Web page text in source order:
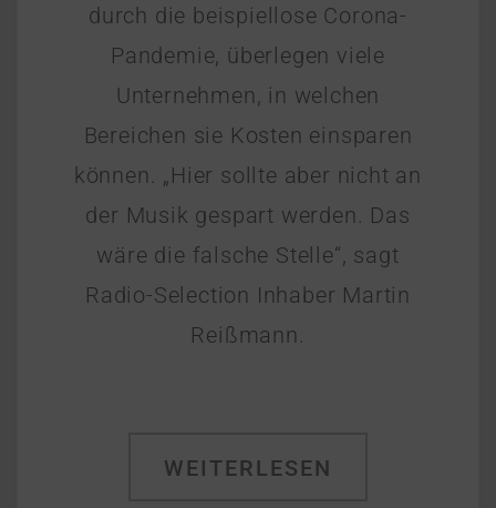
durch die beispiellose Corona-
Pandemie, überlegen viele
Unternehmen, in welchen
Bereichen sie Kosten einsparen
können. „Hier sollte aber nicht an
der Musik gespart werden. Das
wäre die falsche Stelle“, sagt
Radio-Selection Inhaber Martin
Reißmann.
WEITERLESEN